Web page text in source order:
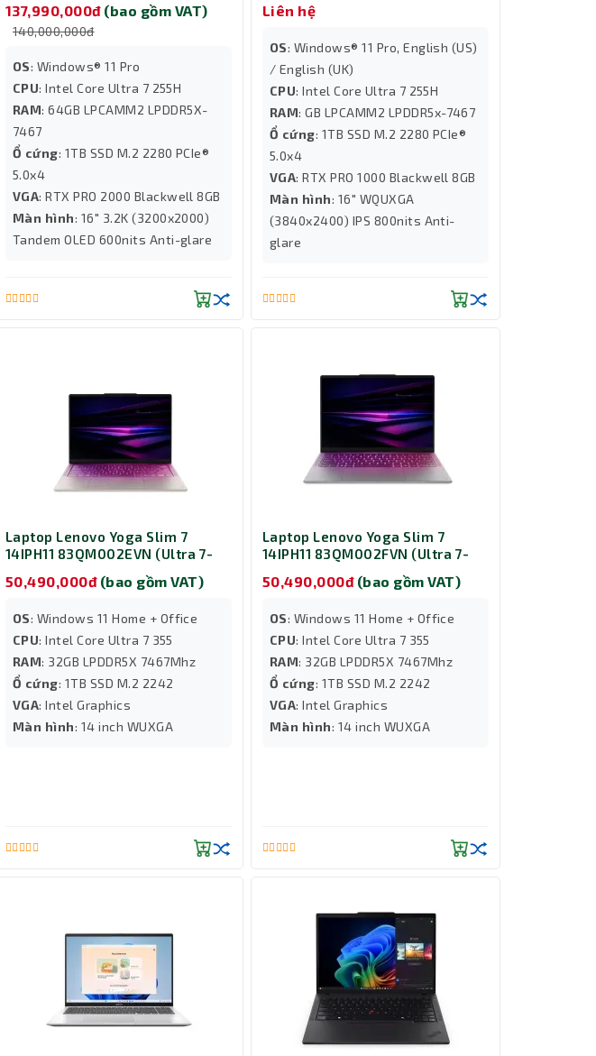
8GB/ Windows 11 Pro/ 2Y/ Đen)
137,990,000đ (bao gồm VAT)
140,000,000đ
OS: Windows® 11 Pro
CPU: Intel Core Ultra 7 255H
RAM: 64GB LPCAMM2 LPDDR5X-
7467
Ổ cứng: 1TB SSD M.2 2280 PCIe®
5.0x4
VGA: RTX PRO 2000 Blackwell 8GB
Màn hình: 16" 3.2K (3200x2000)
Tandem OLED 600nits Anti-glare
8GB/ Windows 11 Pro/ 2Y/ Đen)
Liên hệ
OS: Windows® 11 Pro, English (US)
/ English (UK)
CPU: Intel Core Ultra 7 255H
RAM: GB LPCAMM2 LPDDR5x-7467
Ổ cứng: 1TB SSD M.2 2280 PCIe®
5.0x4
VGA: RTX PRO 1000 Blackwell 8GB
Màn hình: 16" WQUXGA
(3840x2400) IPS 800nits Anti-
glare
Laptop Lenovo Yoga Slim 7
14IPH11 83QM002EVN (Ultra 7-
355/ Ram 32GB/ SSD 1TB/ 14
inch/ Windows 11 Home/ Office/
50,490,000đ (bao gồm VAT)
OS: Windows 11 Home + Office
CPU: Intel Core Ultra 7 355
RAM: 32GB LPDDR5X 7467Mhz
Ổ cứng: 1TB SSD M.2 2242
VGA: Intel Graphics
Màn hình: 14 inch WUXGA
Laptop Lenovo Yoga Slim 7
14IPH11 83QM002FVN (Ultra 7-
355/ Ram 32GB/ SSD 1TB/ 14
inch/ Windows 11 Home/ Office/
50,490,000đ (bao gồm VAT)
OS: Windows 11 Home + Office
CPU: Intel Core Ultra 7 355
RAM: 32GB LPDDR5X 7467Mhz
Ổ cứng: 1TB SSD M.2 2242
VGA: Intel Graphics
Màn hình: 14 inch WUXGA